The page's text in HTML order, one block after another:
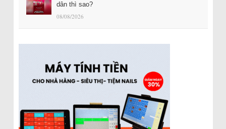
dân thì sao?
08/08/2026